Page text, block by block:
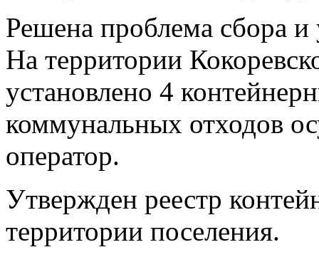
Решена проблема сбора
На территории
установлено 4
коммунальных отходов
оператор.
Утвержден реестр
территории поселения.